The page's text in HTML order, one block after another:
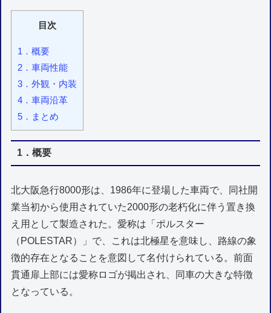
目次
1．概要
2．車両性能
3．外観・内装
4．車両沿革
5．まとめ
1．概要
北大阪急行8000形は、1986年に登場した車両で、同社開
業当初から使用されていた2000形の老朽化に伴う置き換
え用として製造された。愛称は「ポルスター
（POLESTAR）」で、これは北極星を意味し、路線の象
徴的存在となることを意図して名付けられている。前面
貫通扉上部には愛称ロゴが掲出され、同車の大きな特徴
となっている。